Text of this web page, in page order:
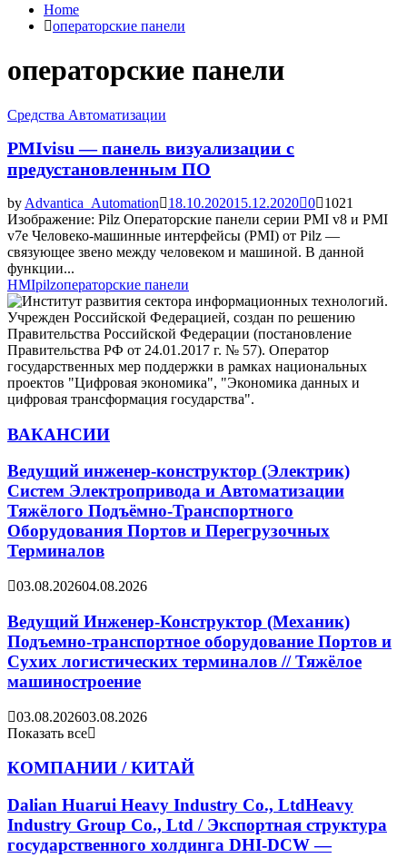
Home
операторские панели
операторские панели
Средства Автоматизации
PMIvisu — панель визуализации с
предустановленным ПО
by Advantica_Automation 18.10.202015.12.2020 0
1021
Изображение: Pilz Операторские панели серии PMI v8 и PMI
v7e Человеко-машинные интерфейсы (PMI) от Pilz —
связующее звено между человеком и машиной. В данной
функции...
HMIpilzоператорские панели
ВАКАНСИИ
Ведущий инженер-конструктор (Электрик)
Систем Электропривода и Автоматизации
Тяжёлого Подъёмно-Транспортного
Оборудования Портов и Перегрузочных
Терминалов
03.08.202604.08.2026
Ведущий Инженер-Конструктор (Механик)
Подъемно-транспортное оборудование Портов и
Сухих логистических терминалов // Тяжёлое
машиностроение
03.08.202603.08.2026
Показать все
КОМПАНИИ / КИТАЙ
Dalian Huarui Heavy Industry Co., LtdHeavy
Industry Group Co., Ltd / Экспортная структура
государственного холдинга DHI-DCW —